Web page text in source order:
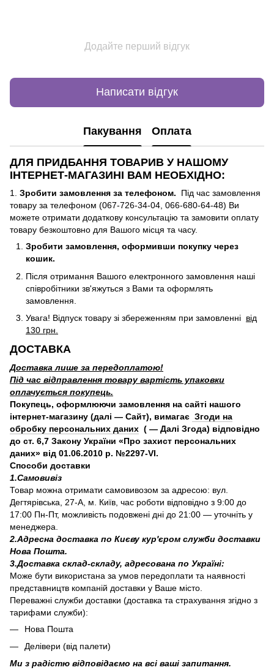
Додайте перший відгук
Написати відгук
Пакування Оплата
ДЛЯ ПРИДБАННЯ ТОВАРИВ У НАШОМУ
ІНТЕРНЕТ-МАГАЗИНІ ВАМ НЕОБХІДНО:
1. Зробити замовлення за телефоном. Під час замовлення
товару за телефоном (067-726-34-04, 066-680-64-48) Ви
можете отримати додаткову консультацію та замовити оплату
товару безкоштовно для Вашого місця та часу.
Зробити замовлення, оформивши покупку через
кошик.
Після отримання Вашого електронного замовлення наші
співробітники зв'яжуться з Вами та оформлять
замовлення.
Увага! Відпуск товару зі збереженням при замовленні від
130 грн.
ДОСТАВКА
Доставка лише за передоплатою!
Під час відправлення товару вартість упаковки
оплачується покупець.
Покупець, оформлюючи замовлення на сайті нашого
інтернет-магазину (далі — Сайт), вимагає Згоди на
обробку персональних даних ( — Далі Згода) відповідно
до ст. 6,7 Закону України «Про захист персональних
даних» від 01.06.2010 р. №2297-VI.
Способи доставки
1.Самовивіз
Товар можна отримати самовивозом за адресою: вул.
Дегтярівська, 27-А, м. Київ, час роботи відповідно з 9:00 до
17:00 Пн-Пт, можливість подовжені дні до 21:00 — уточніть у
менеджера.
2.Адресна доставка по Києву кур'єром служби доставки
Нова Пошта.
3.Доставка склад-складу, адресована по Україні:
Може бути використана за умов передоплати та наявності
представництв компаній доставки у Ваше місто.
Переважні служби доставки (доставка та страхування згідно з
тарифами служби):
Нова Пошта
Делівери (від палети)
Ми з радістю відповідаємо на всі ваші запитання.